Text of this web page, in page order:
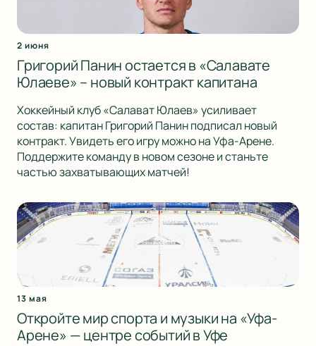
2 июня
Григорий Панин остается в «Салавате
Юлаеве» – новый контракт капитана
Хоккейный клуб «Салават Юлаев» усиливает
состав: капитан Григорий Панин подписал новый
контракт. Увидеть его игру можно на Уфа-Арене.
Поддержите команду в новом сезоне и станьте
частью захватывающих матчей!
13 мая
Откройте мир спорта и музыки на «Уфа-
Арене» — центре событий в Уфе